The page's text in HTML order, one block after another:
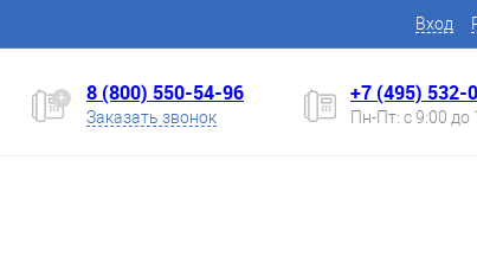
Вход
8 (800) 550-54-96
Заказать звонок
+7 (495) 532-
Пн-Пт: с 9:00 до